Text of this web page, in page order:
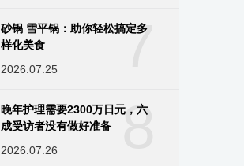
7
砂锅 雪平锅：助你轻松搞定多
样化美食
2026.07.25
8
晚年护理需要2300万日元，六
成受访者没有做好准备
2026.07.26